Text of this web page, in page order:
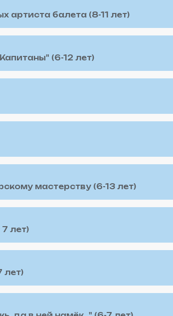
артиста балета (8-11 лет)
(6-12 лет)
мастерству (6-13 лет)
лет)
лет)